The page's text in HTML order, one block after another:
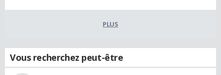
PLUS
Vous recherchez peut-être